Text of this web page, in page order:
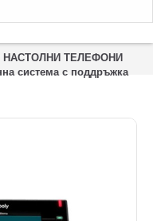
НАСТОЛНИ ТЕЛЕФОНИ
система с поддръжка